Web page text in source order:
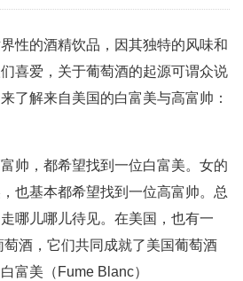
性的酒精饮品，因其独特的风味和
喜爱，关于葡萄酒的起源可谓众说
了解来自美国的白富美与高富帅：
帅，都希望找到一位白富美。女的
也基本都希望找到一位高富帅。总
哪儿哪儿待见。在美国，也有一
萄酒，它们共同成就了美国葡萄酒
美（Fume Blanc）